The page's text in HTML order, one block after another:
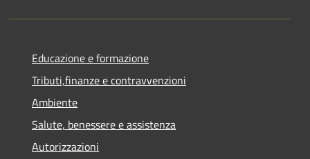
Educazione e formazione
Tributi,finanze e contravvenzioni
Ambiente
Salute, benessere e assistenza
Autorizzazioni